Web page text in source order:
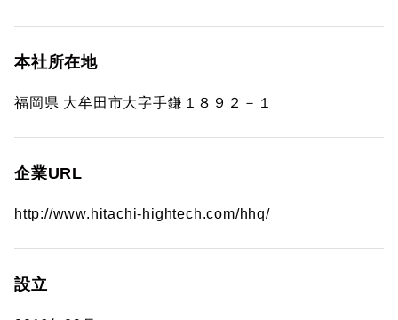
本社所在地
福岡県 大牟田市大字手鎌１８９２－１
企業URL
http://www.hitachi-hightech.com/hhq/
設立